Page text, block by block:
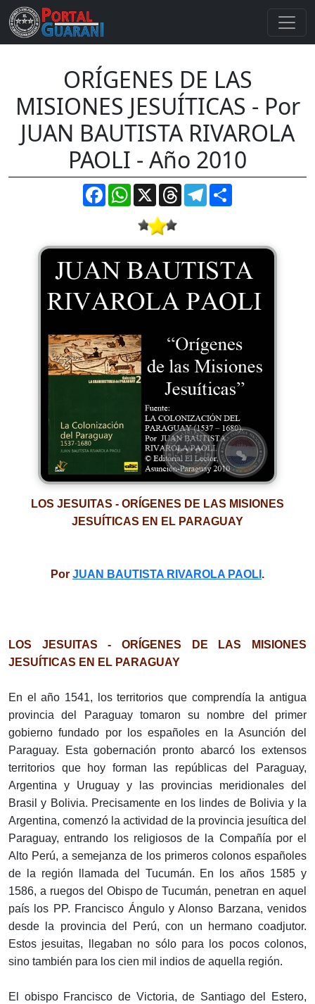
ORÍGENES DE LAS
MISIONES JESUÍTICAS - Por
JUAN BAUTISTA RIVAROLA
PAOLI - Año 2010
FacebookWhatsApp
X ThreadsTelegram
LOS JESUITAS - ORÍGENES DE LAS MISIONES
JESUÍTICAS EN EL PARAGUAY
Por JUAN BAUTISTA RIVAROLA PAOLI .
LOS JESUITAS - ORÍGENES DE LAS MISIONES
JESUÍTICAS EN EL PARAGUAY
En el año 1541, los territorios que comprendía la antigua
provincia del Paraguay tomaron su nombre del primer
gobierno fundado por los españoles en la Asunción del
Paraguay. Esta gobernación pronto abarcó los extensos
territorios que hoy forman las repúblicas del Paraguay,
Argentina y Uruguay y las provincias meridionales del
Brasil y Bolivia. Precisamente en los lindes de Bolivia y la
Argentina, comenzó la actividad de la provincia jesuítica del
Paraguay, entrando los religiosos de la Compañía por el
Alto Perú, a semejanza de los primeros colonos españoles
de la región llamada del Tucumán. En los años 1585 y
1586, a ruegos del Obispo de Tucumán, penetran en aquel
país los PP. Francisco Ángulo y Alonso Barzana, venidos
desde la provincia del Perú, con un hermano coadjutor.
Estos jesuitas, llegaban no sólo para los pocos colonos,
sino también para los cien mil indios de aquella región.
El obispo Francisco de Victoria, de Santiago del Estero,